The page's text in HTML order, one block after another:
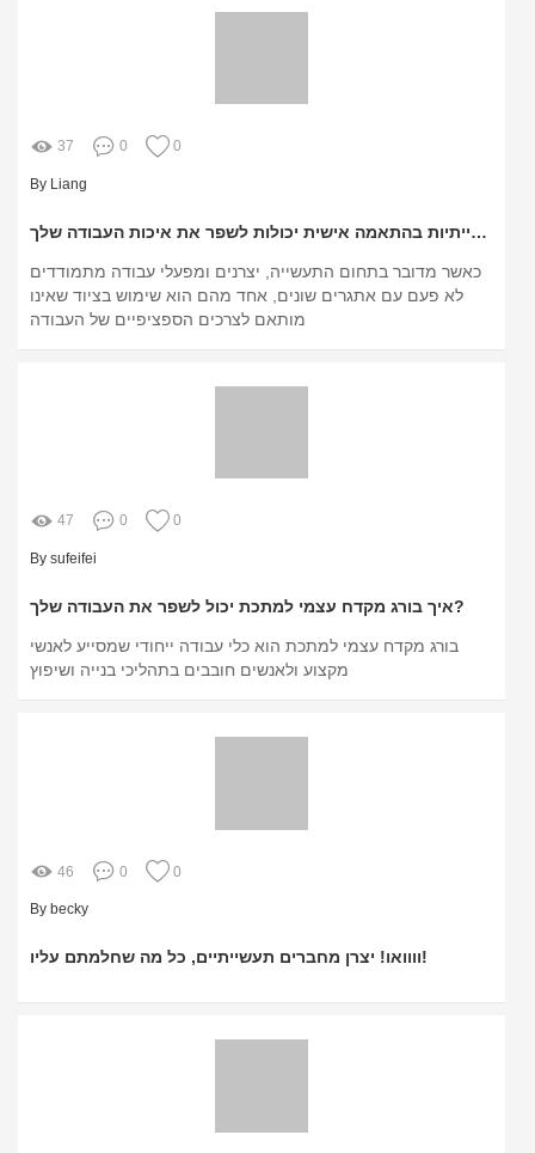
37 0 0
By Liang
איך סכינים תעשייתיות בהתאמה אישית יכולות לשפר את איכות העבודה שלך?
כאשר מדובר בתחום התעשייה, יצרנים ומפעלי עבודה מתמודדים
לא פעם עם אתגרים שונים, אחד מהם הוא שימוש בציוד שאינו
מותאם לצרכים הספציפיים של העבודה
47 0 0
By sufeifei
איך בורג מקדח עצמי למתכת יכול לשפר את העבודה שלך?
בורג מקדח עצמי למתכת הוא כלי עבודה ייחודי שמסייע לאנשי
מקצוע ולאנשים חובבים בתהליכי בנייה ושיפוץ
46 0 0
By becky
וווואו! יצרן מחברים תעשייתיים, כל מה שחלמתם עליו!